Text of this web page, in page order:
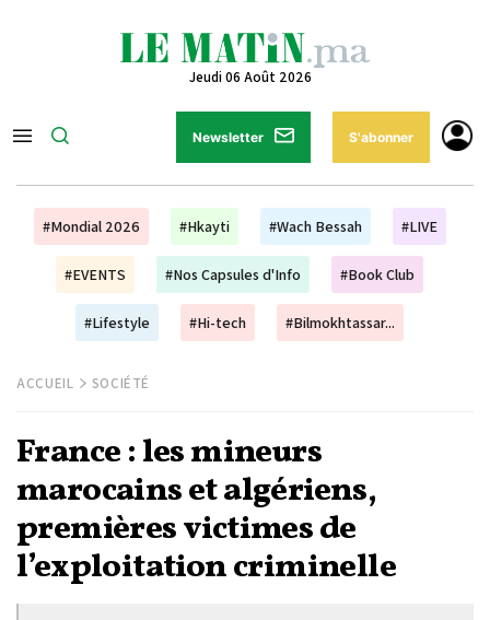
Jeudi 06 Août 2026
Newsletter S'abonner
#Mondial 2026 #Hkayti #Wach Bessah #LIVE
#EVENTS #Nos Capsules d'Info #Book Club
#Lifestyle #Hi-tech #Bilmokhtassar...
ACCUEIL SOCIÉTÉ
France : les mineurs
marocains et algériens,
premières victimes de
l’exploitation criminelle